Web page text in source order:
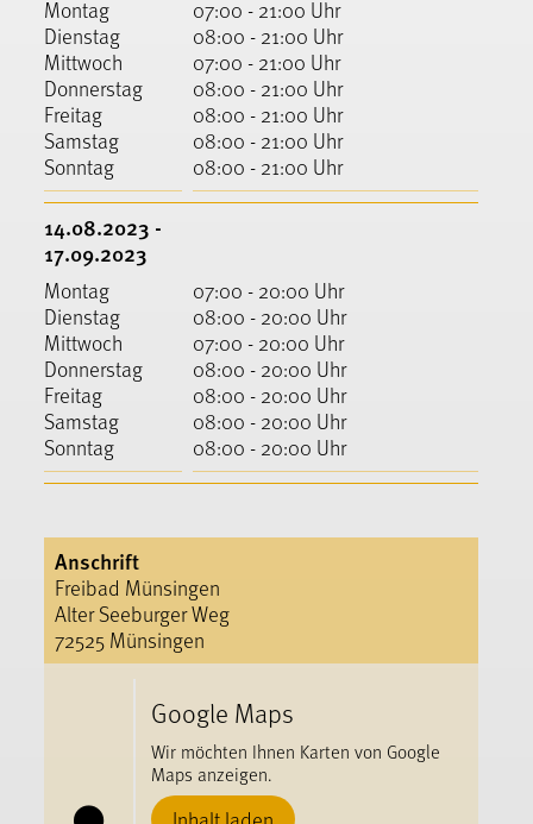
Montag
Dienstag
Mittwoch
Donnerstag
Freitag
Samstag
Sonntag
07:00 - 21:00 Uhr
08:00 - 21:00 Uhr
07:00 - 21:00 Uhr
08:00 - 21:00 Uhr
08:00 - 21:00 Uhr
08:00 - 21:00 Uhr
08:00 - 21:00 Uhr
14.08.2023 -
17.09.2023
Montag
Dienstag
Mittwoch
Donnerstag
Freitag
Samstag
Sonntag
07:00 - 20:00 Uhr
08:00 - 20:00 Uhr
07:00 - 20:00 Uhr
08:00 - 20:00 Uhr
08:00 - 20:00 Uhr
08:00 - 20:00 Uhr
08:00 - 20:00 Uhr
Anschrift
Freibad Münsingen
Alter Seeburger Weg
72525 Münsingen
Google Maps
Wir möchten Ihnen Karten von Google
Maps anzeigen.